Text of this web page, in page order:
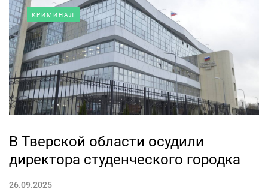
КРИМИНАЛ
В Тверской области осудили
директора студенческого городка
26.09.2025